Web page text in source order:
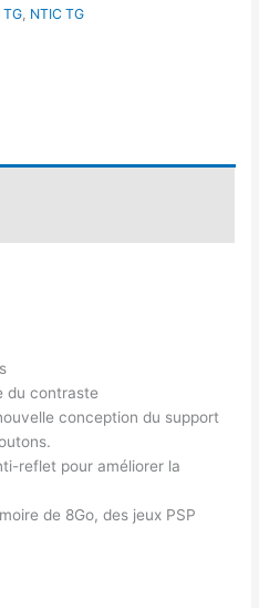
, NTIC TG
du contraste
conception du support
reflet pour améliorer la
de 8Go, des jeux PSP